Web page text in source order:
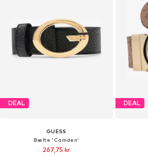
DEAL
GUESS
Bælte 'Camden'
267,75 kr
DEAL